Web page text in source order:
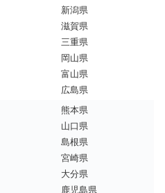
新潟県
滋賀県
三重県
岡山県
富山県
広島県
熊本県
山口県
島根県
宮崎県
大分県
鹿児島県